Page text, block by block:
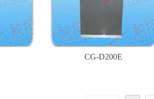
CG-D200E